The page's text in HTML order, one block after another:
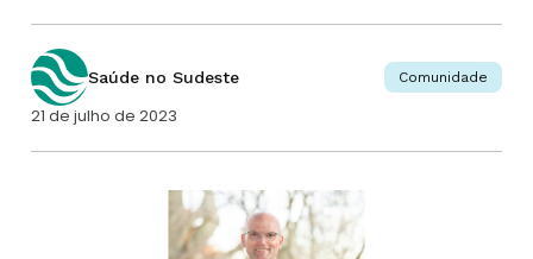
Saúde no Sudeste Comunidade
21 de julho de 2023